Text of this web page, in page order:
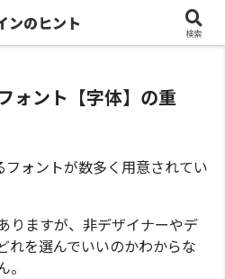
て
ォント【字体】の重
ォントが数多く用意されてい
りますが、非デザイナーやデ
れを選んでいいのかわからな
ンのヒント
検索